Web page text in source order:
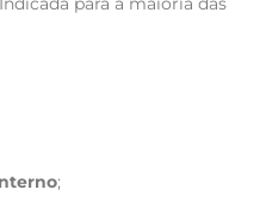
;